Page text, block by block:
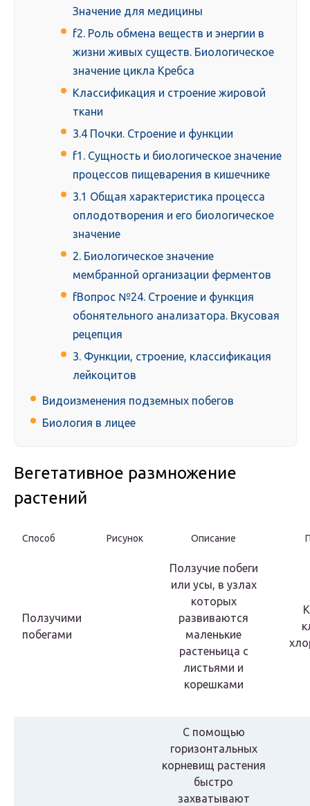
Значение для медицины
f2. Роль обмена веществ и энергии в
жизни живых существ. Биологическое
значение цикла Кребса
Классификация и строение жировой
ткани
3.4 Почки. Строение и функции
f1. Сущность и биологическое значение
процессов пищеварения в кишечнике
3.1 Общая характеристика процесса
оплодотворения и его биологическое
значение
2. Биологическое значение
мембранной организации ферментов
fВопрос №24. Строение и функция
обонятельного анализатора. Вкусовая
рецепция
3. Функции, строение, классификация
лейкоцитов
Видоизменения подземных побегов
Биология в лицее
Вегетативное размножение
растений
Способ Рисунок Описание
Ползучими
побегами
Ползучие побеги
или усы, в узлах
которых
развиваются
маленькие
растеньица с
листьями и
корешками
С помощью
горизонтальных
корневищ растения
быстро
захватывают